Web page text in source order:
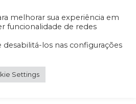
Portal do Professor Portal do Coordenador
melhorar sua experiência em
funcionalidade de redes
desabilitá-los nas configurações
Settings